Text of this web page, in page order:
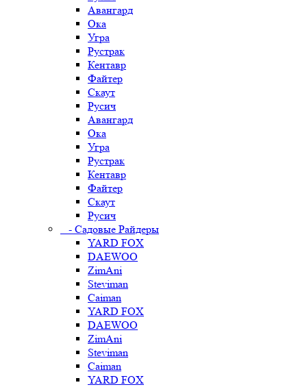
Авангард
Ока
Угра
Рустрак
Кентавр
Файтер
Скаут
Русич
Авангард
Ока
Угра
Рустрак
Кентавр
Файтер
Скаут
Русич
- Садовые Райдеры
YARD FOX
DAEWOO
ZimAni
Steviman
Caiman
YARD FOX
DAEWOO
ZimAni
Steviman
Caiman
YARD FOX